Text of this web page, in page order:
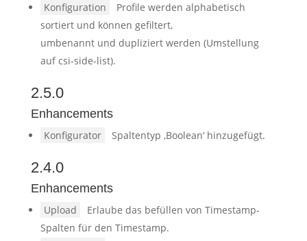
Konfiguration
Profile werden alphabetisch
sortiert und können gefiltert,
umbenannt und dupliziert werden (Umstellung
auf csi-side-list).
2.5.0
Enhancements
Konfigurator Spaltentyp ‚Boolean‘ hinzugefügt.
2.4.0
Enhancements
Upload
Erlaube das befüllen von Timestamp-
Spalten für den Timestamp.